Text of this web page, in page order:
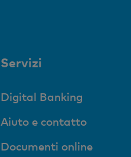
Servizi
Digital Banking
Aiuto e contatto
Documenti online